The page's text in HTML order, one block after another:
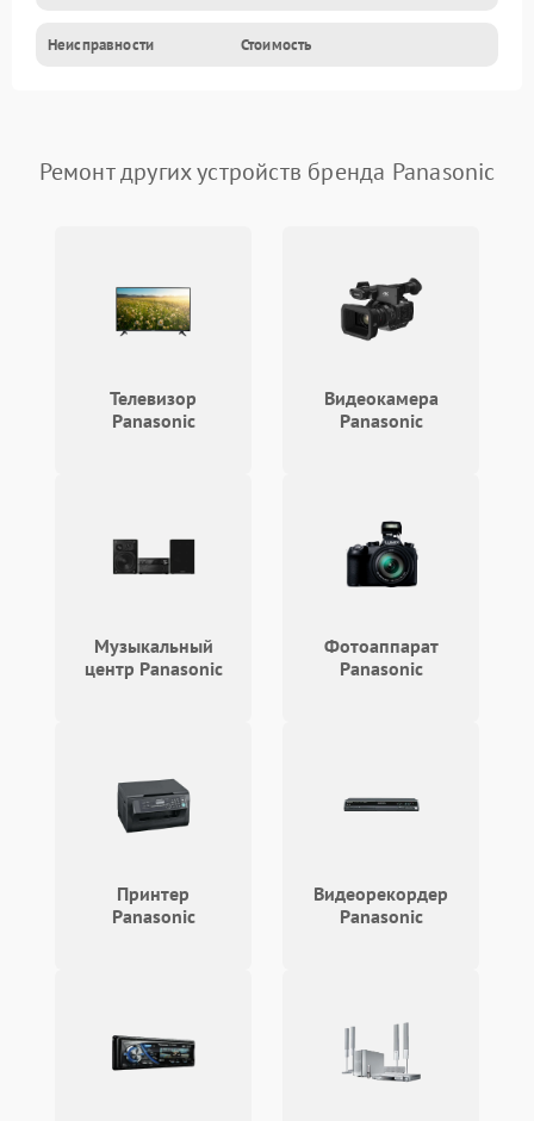
Неисправности Стоимость
Ремонт других устройств бренда Panasonic
Телевизор
Panasonic
Видеокамера
Panasonic
Музыкальный
центр Panasonic
Фотоаппарат
Panasonic
Принтер
Panasonic
Видеорекордер
Panasonic